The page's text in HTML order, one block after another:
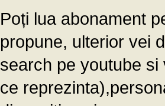
Poți lua abonament
propune, ulterior vei
search pe youtube
ce